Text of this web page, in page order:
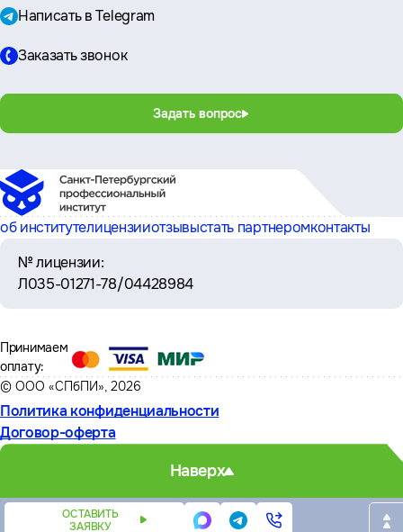
Написать в Telegram
Заказать звонок
Задать вопрос
об институтелицензииотзывыстать партнеромконтакты
№ лицензии:
Л035-01271-78/04428984
© ООО «СПбПИ», 2026
Политика конфиденциальности
Договор-оферта
Принимаем
оплату:
Наверх
ОСТАВИТЬ
ЗАЯВКУ